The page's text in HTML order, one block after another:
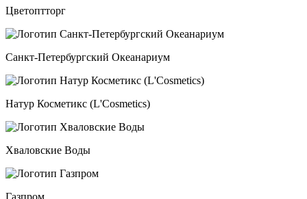
Цветоптторг
Санкт-Петербургский Океанариум
Натур Косметикс (L'Cosmetics)
Хваловские Воды